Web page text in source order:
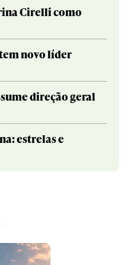
Cirelli como
novo líder
direção geral
estrelas e